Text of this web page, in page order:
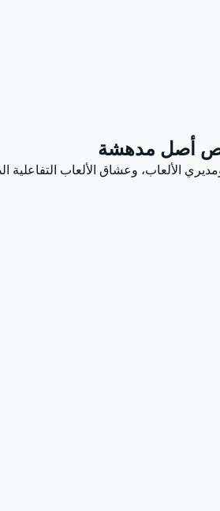
أصل مدهشة
الألعاب، وعشاق الألعاب